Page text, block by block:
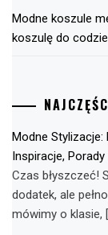
Modne koszule
koszulę do
Modne Stylizacje:
Inspiracje, Porady
Czas błyszczeć!
dodatek, ale
mówimy o klasie,